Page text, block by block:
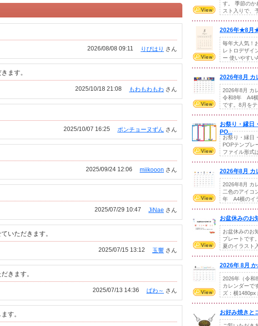
りびはり さん
2026/08/08 09:11
ます。
もわもわもわ さん
2025/10/18 21:08
ポンチョーヌずん さん
2025/10/07 16:25
miikooon さん
2025/09/24 12:06
JiNae さん
2025/07/29 10:47
いただきます。
玉響 さん
2025/07/15 13:12
きます。
ぱわ～ さん
2025/07/13 14:36
す。
す。 季節のか
スト入りで、
2026年★8月
毎年大人気！
レトロデザイ
ー 使いやすい
2026年8月 カ
2026年8月 カ
令和8年 A4横
です。8月を
お祭り・縁日
PO...
お祭り・縁日
POPテンプレ
ファイル形式
2026年8月 カ
2026年8月 カ
二色のアイ
年 A4横のイ
お盆休みのお
お盆休みのお
プレートです
夏のイラスト
2026年 8月 か
2026年（令和
カレンダーで
ズ：横1480px
お好み焼きと